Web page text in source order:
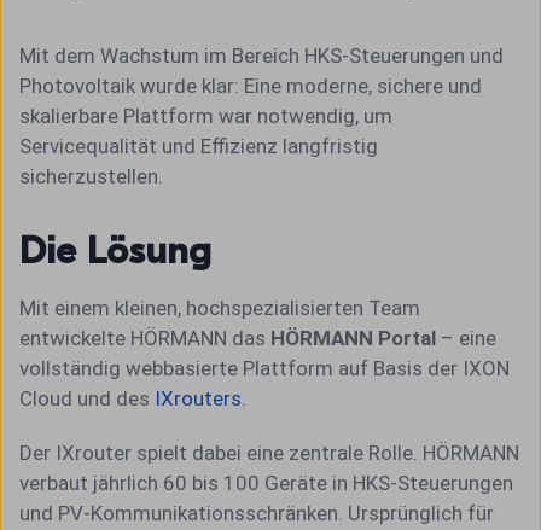
Mit dem Wachstum im Bereich HKS-Steuerungen und
Photovoltaik wurde klar: Eine moderne, sichere und
skalierbare Plattform war notwendig, um
Servicequalität und Effizienz langfristig
sicherzustellen.
Die Lösung
Mit einem kleinen, hochspezialisierten Team
entwickelte HÖRMANN das HÖRMANN Portal – eine
vollständig webbasierte Plattform auf Basis der IXON
Cloud und des IXrouters.
Der IXrouter spielt dabei eine zentrale Rolle. HÖRMANN
verbaut jährlich 60 bis 100 Geräte in HKS-Steuerungen
und PV-Kommunikationsschränken. Ursprünglich für